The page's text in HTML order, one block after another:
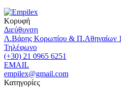
Κορυφή
Διεύθυνση
Λ.Βάρης Κορωπίου & Π.Αθηναίων
Τηλέφωνο
(+30) 21 0965 6251
EMAIL
empilex@gmail.com
Κατηγορίες